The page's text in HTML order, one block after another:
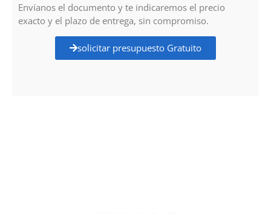
Envíanos el documento y te indicaremos el precio
exacto y el plazo de entrega, sin compromiso.
solicitar presupuesto Gratuito